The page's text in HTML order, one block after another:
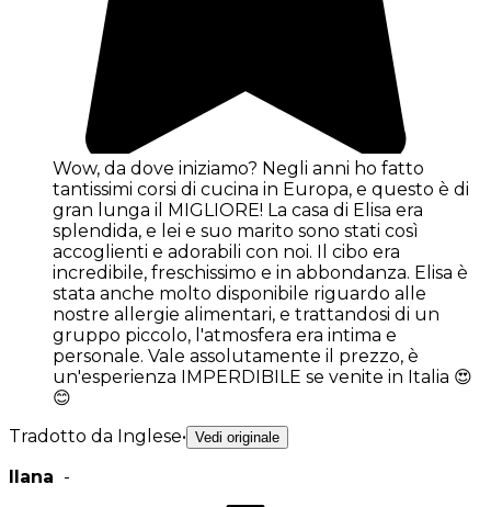
Wow, da dove iniziamo? Negli anni ho fatto
tantissimi corsi di cucina in Europa, e questo è di
gran lunga il MIGLIORE! La casa di Elisa era
splendida, e lei e suo marito sono stati così
accoglienti e adorabili con noi. Il cibo era
incredibile, freschissimo e in abbondanza. Elisa è
stata anche molto disponibile riguardo alle
nostre allergie alimentari, e trattandosi di un
gruppo piccolo, l'atmosfera era intima e
personale. Vale assolutamente il prezzo, è
un'esperienza IMPERDIBILE se venite in Italia 😍
😊
Tradotto da Inglese• Vedi originale
Ilana -